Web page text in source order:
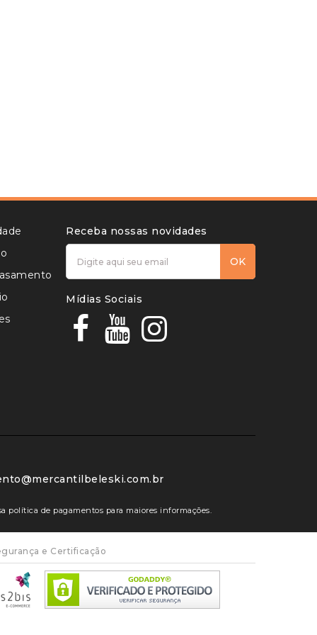
Receba nossas novidades
OK
Mídias Sociais
política de pagamentos para maiores informações.
e Certificação